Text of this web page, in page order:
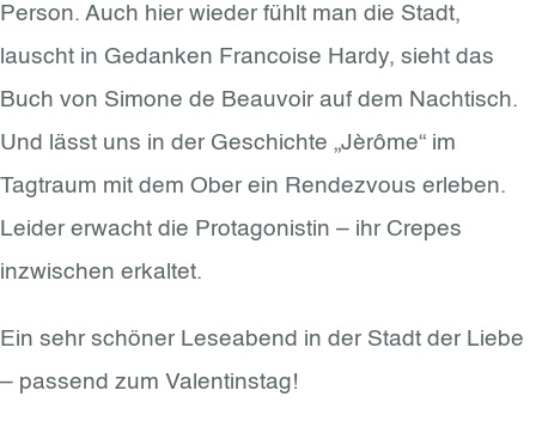
Person. Auch hier wieder fühlt man die Stadt,
lauscht in Gedanken Francoise Hardy, sieht das
Buch von Simone de Beauvoir auf dem Nachtisch.
Und lässt uns in der Geschichte „Jèrôme“ im
Tagtraum mit dem Ober ein Rendezvous erleben.
Leider erwacht die Protagonistin – ihr Crepes
inzwischen erkaltet.
Ein sehr schöner Leseabend in der Stadt der Liebe
– passend zum Valentinstag!